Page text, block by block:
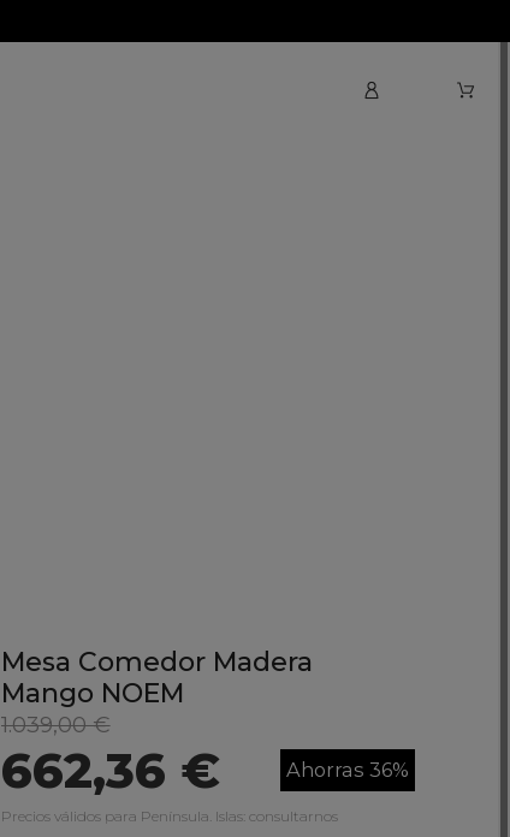
Mesa Comedor Madera
Mango NOEM
1.039,00 €
662,36 € Ahorras 36%
Precios válidos para Península. Islas: consultarnos